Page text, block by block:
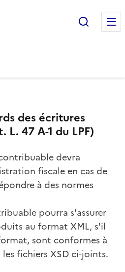
des écritures
47 A-1 du LPF)
devra
fiscale en cas de
à des normes
pourra s'assurer
au format XML, s'il
sont conformes à
fichiers XSD ci-joints.